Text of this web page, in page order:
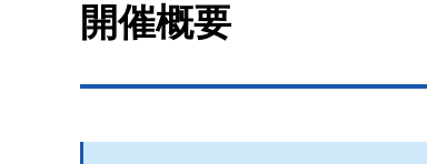
開催概要